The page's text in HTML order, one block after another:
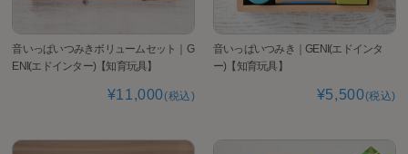
音いっぱいつみきボリュームセット｜G
ENI(エドインター)【知育玩具】
¥11,000(税込)
音いっぱいつみき｜GENI(エドインタ
ー)【知育玩具】
¥5,500(税込)